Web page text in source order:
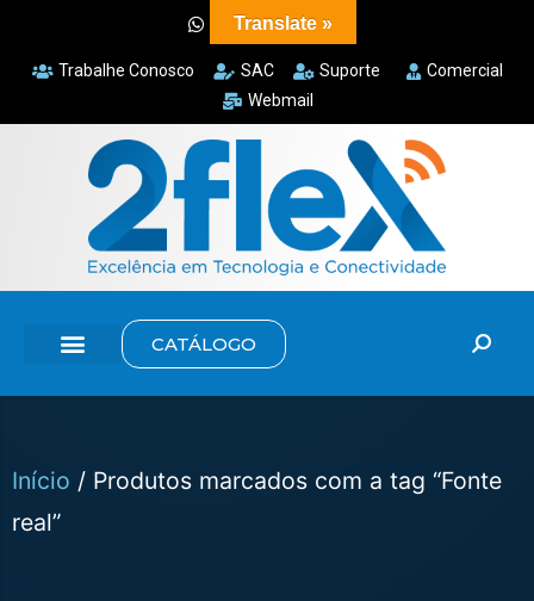
Trabalhe Conosco SAC Suporte
Comercial
Webmail
CATÁLOGO
Início / Produtos marcados com a tag “Fonte
real”
Translate »